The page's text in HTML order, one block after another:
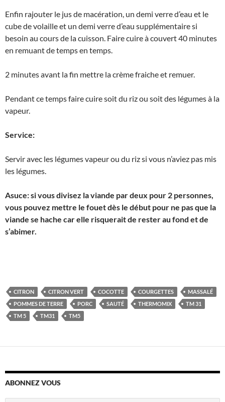
Enfin rajouter le jus de macération, un demi verre d’eau et le
cube de volaille et un demi verre d’eau supplémentaire si
besoin au cours de la cuisson. Faire cuire à couvert 40 minutes
en remuant de temps en temps.
2 minutes avant la fin mettre la crème fraiche et remuer.
Pendant ce temps faire cuire soit du riz ou soit des légumes à la
vapeur.
Service:
Servir avec les légumes vapeur ou du riz si vous n’aviez pas mis
les légumes.
Asuce: si vous divisez la viande par deux pour 2 personnes,
vous pouvez mettre le fouet dès le début pour ne pas que la
viande se hache car elle risquerait de rester au fond et de
s’abimer.
CITRON CITRON VERT COCOTTE COURGETTES
MASSALÉ
POMMES DE TERRE
PORC SAUTÉ THERMOMIX
TM 31
TM 5
TM31 TM5
ABONNEZ VOUS